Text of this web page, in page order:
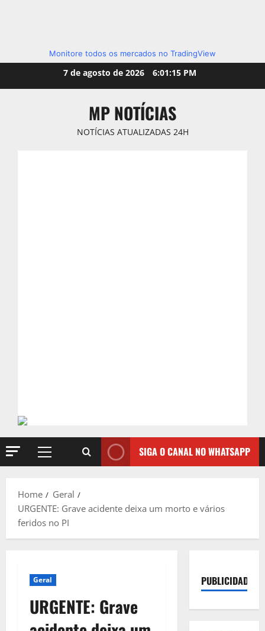
Monitore todos os mercados no TradingView
7 de agosto de 2026 6:01:17 PM
MP NOTÍCIAS
NOTÍCIAS ATUALIZADAS 24H
Primary
SIGA O CANAL NO WHATSAPP
Home
Geral
URGENTE: Grave acidente deixa um morto e vários
feridos no PI
Geral
URGENTE: Grave
PUBLICIDADE